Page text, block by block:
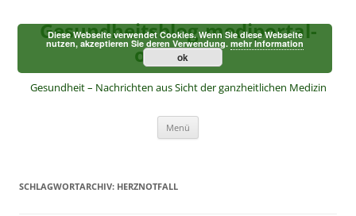
springen
Gesundheitsblog-mediportal-
online.de
Gesundheit – Nachrichten aus Sicht der ganzheitlichen Medizin
Menü
SCHLAGWORTARCHIV: HERZNOTFALL
Diese Webseite verwendet Cookies. Wenn Sie diese Webseite
nutzen, akzeptieren Sie deren Verwendung.mehr Information
ok